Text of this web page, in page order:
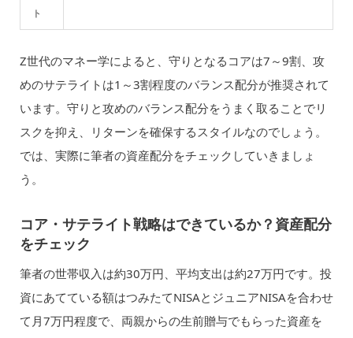
ト
Z世代のマネー学によると、守りとなるコアは7～9割、攻
めのサテライトは1～3割程度のバランス配分が推奨されて
います。守りと攻めのバランス配分をうまく取ることでリ
スクを抑え、リターンを確保するスタイルなのでしょう。
では、実際に筆者の資産配分をチェックしていきましょ
う。
コア・サテライト戦略はできているか？資産配分
をチェック
筆者の世帯収入は約30万円、平均支出は約27万円です。投
資にあてている額はつみたてNISAとジュニアNISAを合わせ
て月7万円程度で、両親からの生前贈与でもらった資産を